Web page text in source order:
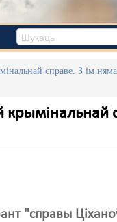
справе. З ім
крымінальнай
"справы